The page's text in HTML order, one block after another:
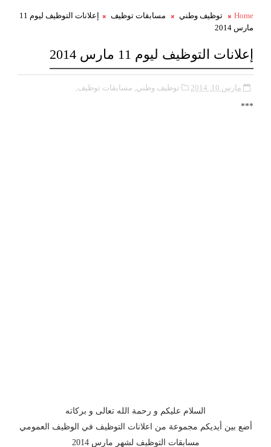
Home توظيف وطني مسابقات توظيف
إعلانات التوظيف ليوم 11
مارس 2014
إعلانات التوظيف ليوم 11 مارس 2014
مارس 10, 2014 توظيف وطني, مسابقات توظيف,
***
السلام عليكم و رحمة الله تعالى و بركاته
أضع بين أيديكم مجموعة من اعلانات التوظيف في الوظيف العمومي
مسابقات التوظيف لشهر مارس 2014